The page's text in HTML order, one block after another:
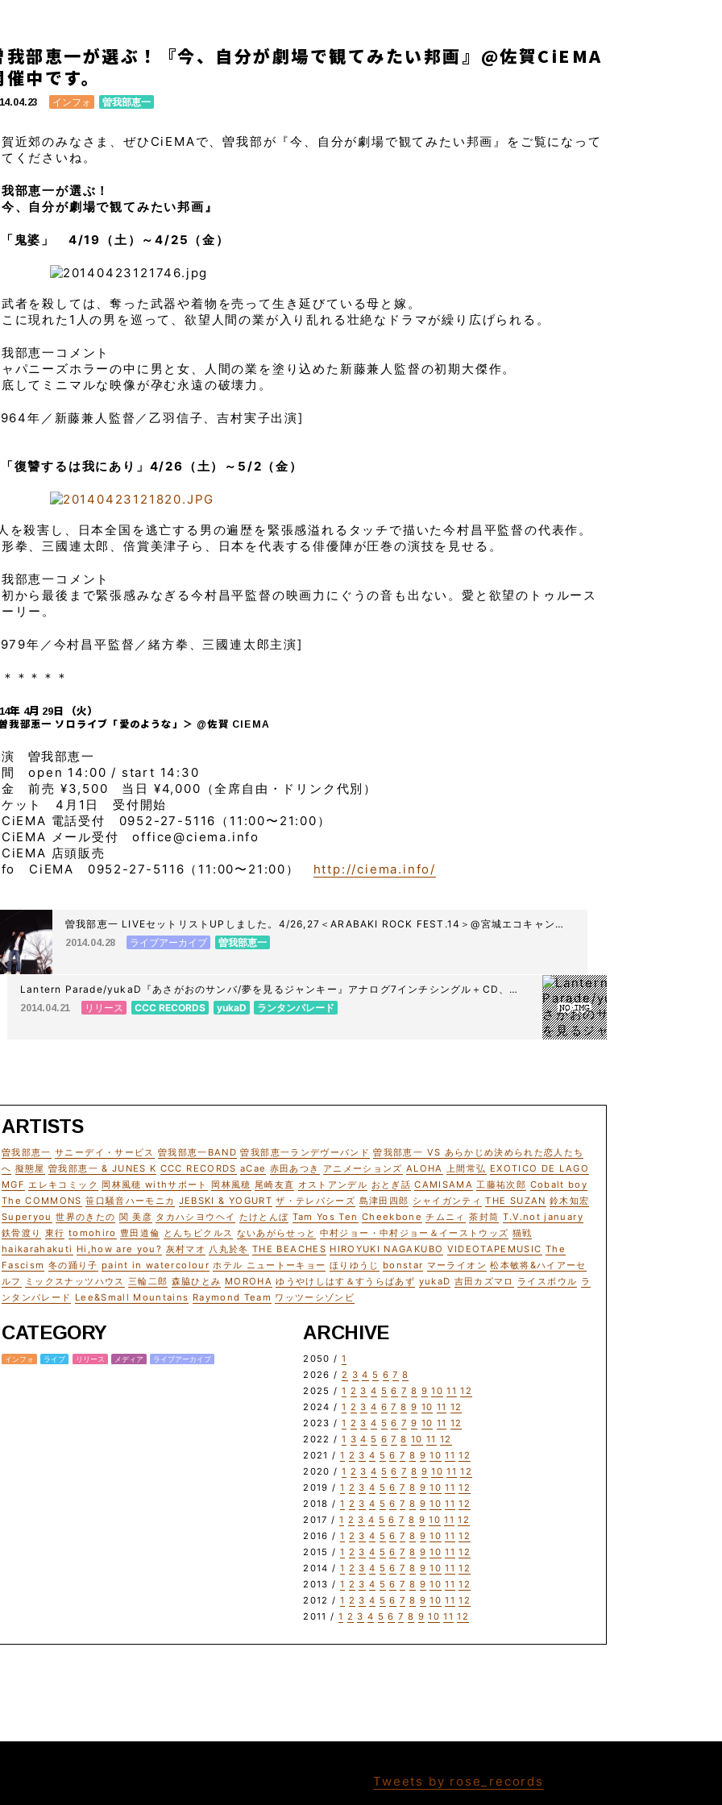
我部恵一が選ぶ！『今、自分が劇場で観てみたい邦画』@佐賀CiEMA
催中です。
インフォ 曽我部恵一
近郊のみなさま、ぜひCiEMAで、曽我部が『今、自分が劇場で観てみたい邦画』をご覧になって
くださいね。
部恵一が選ぶ！
、自分が劇場で観てみたい邦画』
鬼婆」 4/19（土）～4/25（金）
者を殺しては、奪った武器や着物を売って生き延びている母と嫁。
に現れた1人の男を巡って、欲望人間の業が入り乱れる壮絶なドラマが繰り広げられる。
部恵一コメント
パニーズホラーの中に男と女、人間の業を塗り込めた新藤兼人監督の初期大傑作。
してミニマルな映像が孕む永遠の破壊力。
年／新藤兼人監督／乙羽信子、吉村実子出演]
復讐するは我にあり」4/26（土）～5/2（金）
を殺害し、日本全国を逃亡する男の遍歴を緊張感溢れるタッチで描いた今村昌平監督の代表作。
拳、三國連太郎、倍賞美津子ら、日本を代表する俳優陣が圧巻の演技を見せる。
部恵一コメント
から最後まで緊張感みなぎる今村昌平監督の映画力にぐうの音も出ない。愛と欲望のトゥルース
リー。
年／今村昌平監督／緒方拳、三國連太郎主演]
＊＊＊＊
年 4月 29日 （火）
我部恵一 ソロライブ「愛のような」＞ @佐賀 CIEMA
曽我部恵一
間 open 14:00 / start 14:30
前売 ¥3,500 当日 ¥4,000（全席自由・ドリンク代別）
ケット 4月1日 受付開始
電話受付 0952-27-5116（11:00〜21:00）
CiEMA メール受付 office@ciema.info
店頭販売
CiEMA 0952-27-5116（11:00〜21:00） http://ciema.info/
曽我部恵一 LIVEセットリストUPしました。4/26,27＜ARABAKI ROCK FEST.14＞@宮城エコキャンプ
みちのく
2014.04.28 ライブアーカイブ 曽我部恵一
Lantern Parade/yukaD『あさがおのサンバ/夢を見るジャンキー』アナログ7インチシングル＋CD、
CCC RECORDSにて本日22時より予約開始！
2014.04.21 リリース CCC RECORDS yukaD ランタンパレード
ARTISTS
曽我部恵一 サニーデイ・サービス 曽我部恵一BAND 曽我部恵一ランデヴーバンド 曽我部恵一 VS あらかじめ決められた恋人たち
へ 擬態屋 曽我部恵一 & JUNES K CCC RECORDS aCae 赤田あつき アニメーションズ ALOHA 上間常弘 EXOTICO DE LAGO
MGF エレキコミック 岡林風穂 withサポート 岡林風穂 尾崎友直 オストアンデル おとぎ話 CAMISAMA 工藤祐次郎 Cobalt boy
The COMMONS 笹口騒音ハーモニカ JEBSKI & YOGURT ザ・テレパシーズ 島津田四郎 シャイガンティ THE SUZAN 鈴木知宏
Superyou 世界のきたの 関 美彦 タカハシヨウヘイ たけとんぼ Tam Yos Ten Cheekbone チムニィ 茶封筒 T.V.not january
鉄骨渡り 東行 tomohiro 豊田道倫 とんちピクルス ないあがらせっと 中村ジョー・中村ジョー＆イーストウッズ 猫戦
haikarahakuti Hi,how are you? 灰村マオ 八丸於冬 THE BEACHES HIROYUKI NAGAKUBO VIDEOTAPEMUSIC The
Fascism 冬の踊り子 paint in watercolour ホテル ニュートーキョー ほりゆうじ bonstar マーライオン 松本敏将&ハイアーセ
ルフ
ミックスナッツハウス 三輪二郎 森脇ひとみ MOROHA ゆうやけしはす＆すうらばあず yukaD 吉田カズマロ ライスボウル ラ
ンタンパレード Lee&Small Mountains Raymond Team ワッツーシゾンビ
CATEGORY
インフォ ライブ リリース メディア ライブアーカイブ
ARCHIVE
2050 / 1
2026 / 2 3 4 5 6 7 8
2025 / 1 2 3 4 5 6 7 8 9 10 11 12
2024 / 1 2 3 4 6 7 8 9 10 11 12
2023 / 1 2 3 4 5 6 7 9 10 11 12
2022 / 1 3 4 5 6 7 8 10 11 12
2021 / 1 2 3 4 5 6 7 8 9 10 11 12
2020 / 1 2 3 4 5 6 7 8 9 10 11 12
2019 / 1 2 3 4 5 6 7 8 9 10 11 12
2018 / 1 2 3 4 5 6 7 8 9 10 11 12
2017 / 1 2 3 4 5 6 7 8 9 10 11 12
2016 / 1 2 3 4 5 6 7 8 9 10 11 12
2015 / 1 2 3 4 5 6 7 8 9 10 11 12
2014 / 1 2 3 4 5 6 7 8 9 10 11 12
2013 / 1 2 3 4 5 6 7 8 9 10 11 12
2012 / 1 2 3 4 5 6 7 8 9 10 11 12
2011 / 1 2 3 4 5 6 7 8 9 10 11 12
Tweets by rose_records